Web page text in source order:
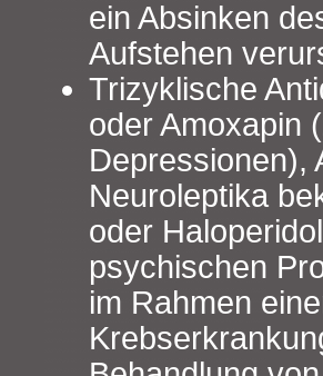
ein Absinken
Aufstehen
Trizyklische
oder Amoxapin
Depressionen),
Neuroleptika
oder
psychischen
im Rahmen